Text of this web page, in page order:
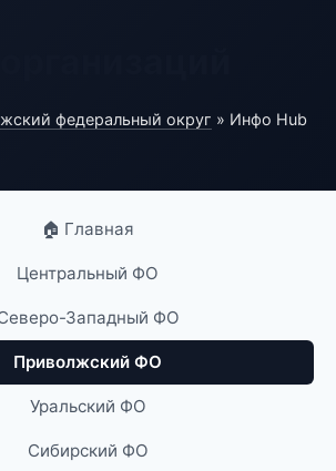
федеральный округ » Инфо Hub
🏠 Главная
Центральный ФО
Западный ФО
Приволжский ФО
Уральский ФО
Сибирский ФО